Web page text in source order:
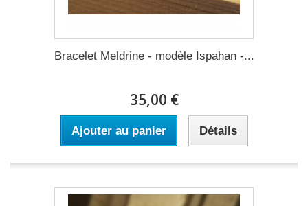
Bracelet Meldrine - modèle Ispahan -...
35,00 €
Ajouter au panier Détails